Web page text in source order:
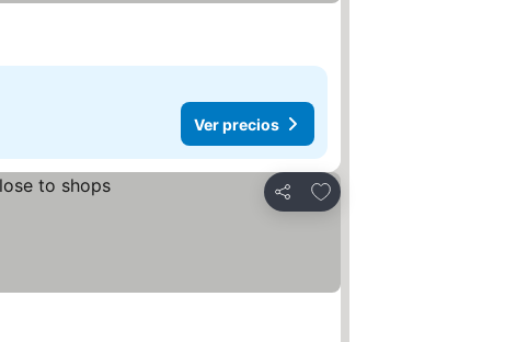
Ver precios
Compartir
Añadir a favoritos